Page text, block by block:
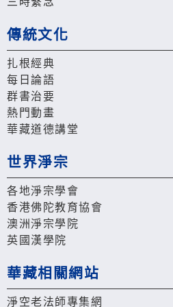
傳統文化
扎根經典
每日論語
群書治要
熱門動畫
華藏道德講堂
世界淨宗
各地淨宗學會
香港佛陀教育協會
澳洲淨宗學院
英國漢學院
華藏相關網站
淨空老法師專集網